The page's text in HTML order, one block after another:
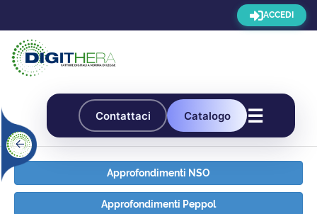
ACCEDI
Contattaci Catalogo ☰
Approfondimenti NSO
Approfondimenti Peppol